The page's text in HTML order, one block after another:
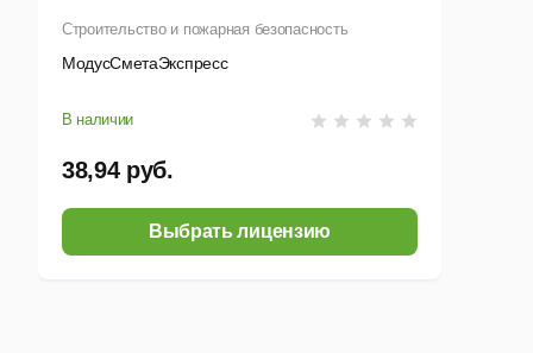
Строительство и пожарная безопасность
МодусСметаЭкспресс
В наличии
38,94 руб.
Выбрать лицензию